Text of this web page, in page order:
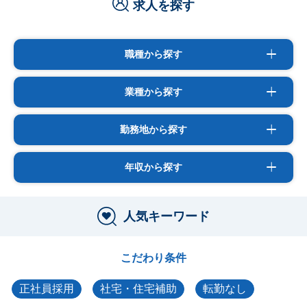
求人を探す
職種から探す
業種から探す
勤務地から探す
年収から探す
人気キーワード
こだわり条件
正社員採用 社宅・住宅補助 転勤なし